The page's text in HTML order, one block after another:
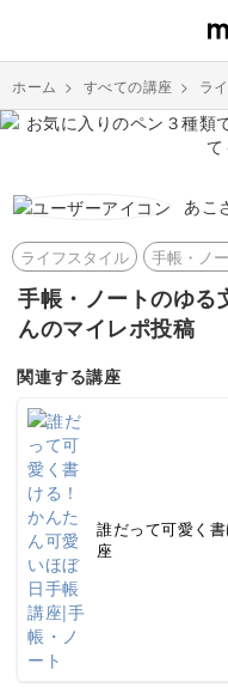
ホーム > すべての講座 > ラ
あこ
ライフスタイル 手帳・ノ
手帳・ノートのゆる
んのマイレポ投稿
関連する講座
誰だって可愛く
座